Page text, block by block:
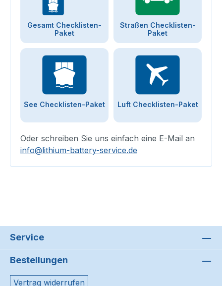
Gesamt Checklisten-
Paket
Straßen Checklisten-
Paket
See Checklisten-Paket Luft Checklisten-Paket
Oder schreiben Sie uns einfach eine E-Mail an
info@lithium-battery-service.de
Service
Bestellungen
Vertrag widerrufen